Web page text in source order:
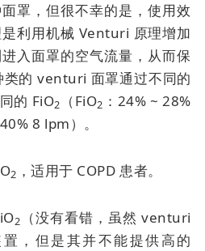
罩，但很不幸的是，使用效
利用机械 Venturi 原理增加
入面罩的空气流量，从而保
类的 venturi 面罩通过不同的
的 FiO2 （FiO2 ：24% ~ 28%
8 lpm）。
2 ，适用于 COPD 患者。
2 （没有看错，虽然venturi
，但是其并不能提供高的